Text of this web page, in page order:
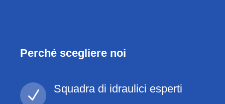
Perché scegliere noi
N Squadra di idraulici esperti